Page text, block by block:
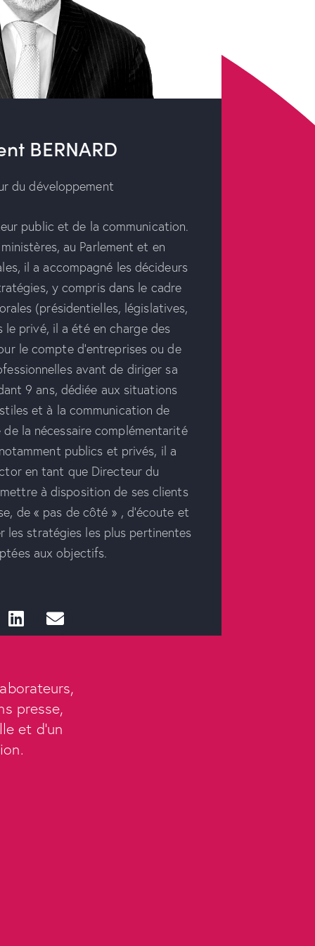
BERNARD
du développement
public et de la communication.
au Parlement et en
il a accompagné les décideurs
y compris dans le cadre
(présidentielles, législatives,
le privé, il a été en charge des
le compte d’entreprises ou de
avant de diriger sa
9 ans, dédiée aux situations
et à la communication de
la nécessaire complémentarité
publics et privés, il a
en tant que Directeur du
à disposition de ses clients
de « pas de côté » , d’écoute et
les stratégies les plus pertinentes
aux objectifs.
presse,
et d’un